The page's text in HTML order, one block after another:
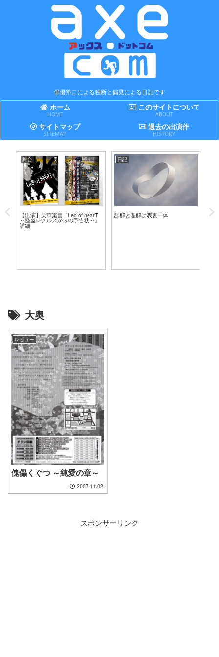
俳優斧口による独断と偏見による日記です
ホーム
HOME
このサイトについて
ABOUT
サイトマップ
SITEMAP
過去の出演作
HISTORY
舞台
【出演】天華楽喜『Leo of hearT
～怪盗レグルスからの予告状～』
詳細
日記
誤解と理解は表裏一体
大奥
レビュー
傀儡くぐつ ～純愛の章～
2007.11.02
スポンサーリンク